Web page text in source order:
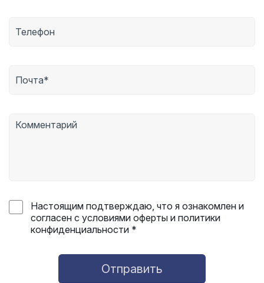
Настоящим подтверждаю, что я ознакомлен и
согласен с условиями оферты и политики
конфиденциальности *
Отправить